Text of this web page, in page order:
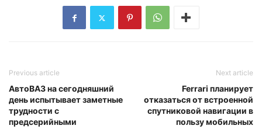
Previous article
АвтоВАЗ на сегодняшний
день испытывает заметные
трудности с
предсерийными
Next article
Ferrari планирует
отказаться от встроенной
спутниковой навигации в
пользу мобильных